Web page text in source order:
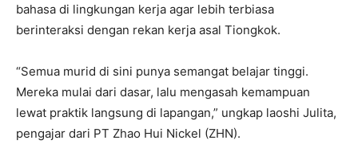
bahasa di lingkungan kerja agar lebih terbiasa
berinteraksi dengan rekan kerja asal Tiongkok.
“Semua murid di sini punya semangat belajar tinggi.
Mereka mulai dari dasar, lalu mengasah kemampuan
lewat praktik langsung di lapangan,” ungkap laoshi Julita,
pengajar dari PT Zhao Hui Nickel (ZHN).